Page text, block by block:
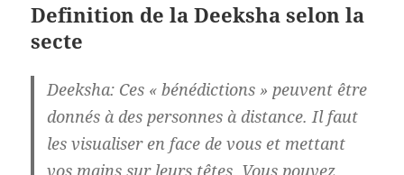
Definition de la Deeksha selon la
secte
Deeksha: Ces « bénédictions » peuvent être
donnés à des personnes à distance. Il faut
les visualiser en face de vous et mettant
vos mains sur leurs têtes. Vous pouvez